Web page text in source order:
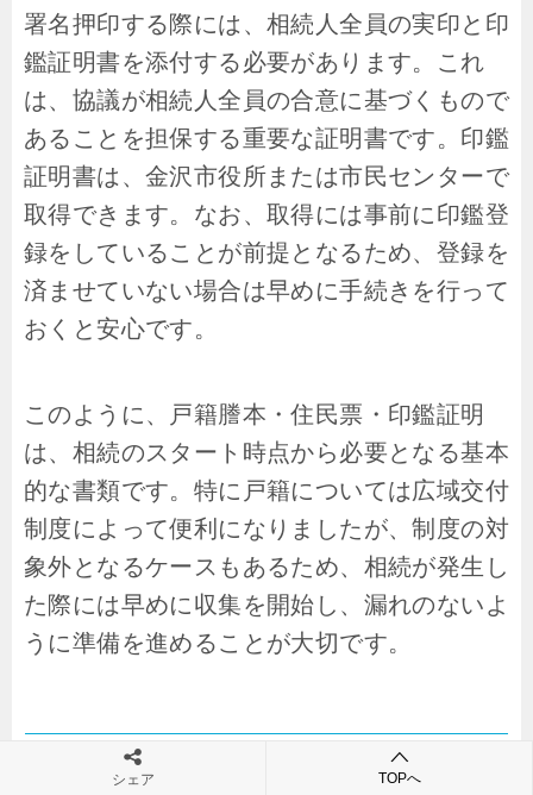
署名押印する際には、相続人全員の実印と印
鑑証明書を添付する必要があります。これ
は、協議が相続人全員の合意に基づくもので
あることを担保する重要な証明書です。印鑑
証明書は、金沢市役所または市民センターで
取得できます。なお、取得には事前に印鑑登
録をしていることが前提となるため、登録を
済ませていない場合は早めに手続きを行って
おくと安心です。
このように、戸籍謄本・住民票・印鑑証明
は、相続のスタート時点から必要となる基本
的な書類です。特に戸籍については広域交付
制度によって便利になりましたが、制度の対
象外となるケースもあるため、相続が発生し
た際には早めに収集を開始し、漏れのないよ
うに準備を進めることが大切です。
不動産・預金に関する書類
シェア TOPへ